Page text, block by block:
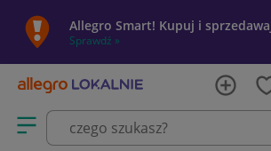
Allegro Smart! Kupuj i
Sprawdź »
Otwórz menu z kategoriami